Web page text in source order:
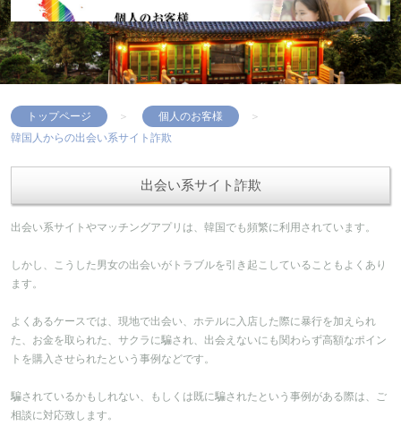
トップページ
個人のお客様
韓国人からの出会い系サイト詐欺
出会い系サイト詐欺
出会い系サイトやマッチングアプリは、韓国でも頻繁に利用されています。
しかし、こうした男女の出会いがトラブルを引き起こしていることもよくあり
ます。
よくあるケースでは、現地で出会い、ホテルに入店した際に暴行を加えられ
た、お金を取られた、サクラに騙され、出会えないにも関わらず高額なポイン
トを購入させられたという事例などです。
騙されているかもしれない、もしくは既に騙されたという事例がある際は、ご
相談に対応致します。